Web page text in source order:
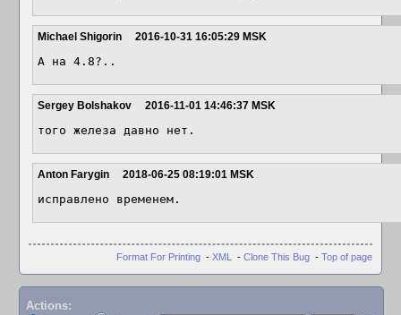
Michael Shigorin 2016-10-31 16:05:29 MSK
А на 4.8?..
Sergey Bolshakov 2016-11-01 14:46:37 MSK
того железа давно нет.
Anton Farygin 2018-06-25 08:19:01 MSK
исправлено временем.
Format For Printing - XML - Clone This Bug - Top of page
Actions: